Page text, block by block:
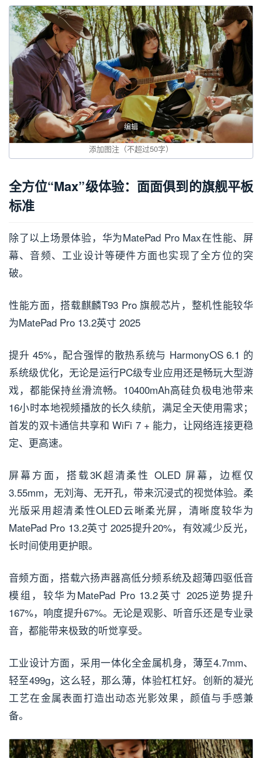
编辑
全方位“Max”级体验：面面俱到的旗舰平板
标准
除了以上场景体验，华为MatePad Pro Max在性能、屏
幕、音频、工业设计等硬件方面也实现了全方位的突
破。
性能方面，搭载麒麟T93 Pro 旗舰芯片，整机性能较华
为MatePad Pro 13.2英寸 2025
提升 45%，配合强悍的散热系统与 HarmonyOS 6.1 的
系统级优化，无论是运行PC级专业应用还是畅玩大型游
戏，都能保持丝滑流畅。10400mAh高硅负极电池带来
16小时本地视频播放的长久续航，满足全天使用需求；
首发的双卡通信共享和 WiFi 7 + 能力，让网络连接更稳
定、更高速。
屏幕方面，搭载3K超清柔性 OLED 屏幕，边框仅
3.55mm，无刘海、无开孔，带来沉浸式的视觉体验。柔
光版采用超清柔性OLED云晰柔光屏，清晰度较华为
MatePad Pro 13.2英寸 2025提升20%，有效减少反光，
长时间使用更护眼。
音频方面，搭载六扬声器高低分频系统及超薄四驱低音
模组，较华为MatePad Pro 13.2英寸 2025逆势提升
167%，响度提升67%。无论是观影、听音乐还是专业录
音，都能带来极致的听觉享受。
工业设计方面，采用一体化全金属机身，薄至4.7mm、
轻至499g，这么轻，那么薄，体验杠杠好。创新的凝光
工艺在金属表面打造出动态光影效果，颜值与手感兼
备。